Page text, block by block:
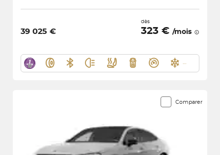
39 025 €
dès
323 € /mois
Comparer